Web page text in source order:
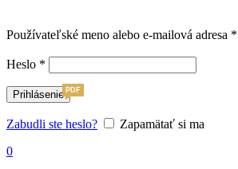
Používateľské meno alebo e-mailová adresa *
Heslo *
Prihlásenie
Zabudli ste heslo?
Zapamätať si ma
0
PDF